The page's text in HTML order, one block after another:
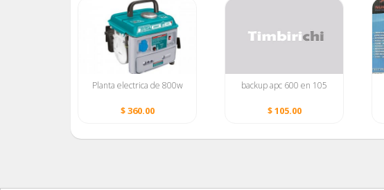
Planta electrica de 800w
$ 360.00
backup apc 600 en 105
$ 105.00